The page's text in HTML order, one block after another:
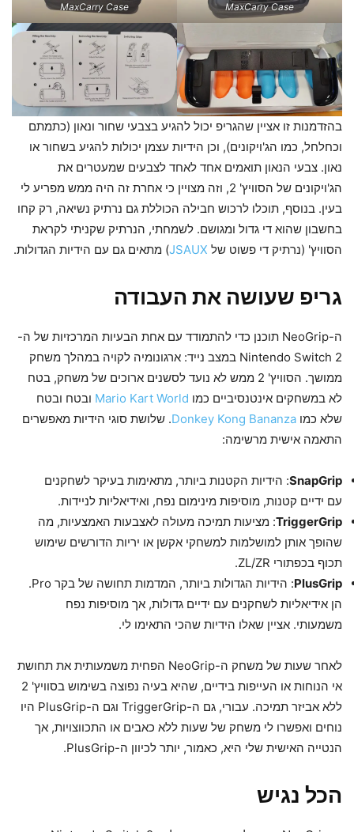
MaxCarry Case
MaxCarry Case
בהזדמנות זו אציין שהגריפ יכול להגיע בצבעי שחור ונאון (כתמתם
וכחלחל, כמו הג'ויקונים), וכן הידיות עצמן יכולות להגיע בשחור או
נאון. צבעי הנאון תואמים אחד לאחד לצבעים שמעטרים את
הג'ויקונים של הסוויץ' 2, וזה מצויין כי אחרת זה היה ממש מפריע לי
בעין. בנוסף, תוכלו לרכוש חבילה הכוללת גם נרתיק נשיאה, רק קחו
בחשבון שהוא די גדול ומגושם. לשמחתי, הנרתיק שקניתי לקראת
הסוויץ' (נרתיק די פשוט של JSAUX) מתאים גם עם הידיות הגדולות.
גריפ שעושה את העבודה
ה-NeoGrip תוכנן כדי להתמודד עם אחת הבעיות המרכזיות של ה-
Nintendo Switch 2 במצב נייד: ארגונומיה לקויה במהלך משחק
ממושך. הסוויץ' 2 ממש לא נועד לסשנים ארוכים של משחק, בטח
לא במשחקים אינטנסיביים כמו Mario Kart World ובטח ובטח
שלא כמו Donkey Kong Bananza. שלושת סוגי הידיות מאפשרים
התאמה אישית מרשימה:
SnapGrip: הידיות הקטנות ביותר, מתאימות בעיקר לשחקנים
עם ידיים קטנות, מוסיפות מינימום נפח, ואידיאליות לניידות.
TriggerGrip: מציעות תמיכה מעולה לאצבעות האמצעיות, מה
שהופך אותן למושלמות למשחקי אקשן או יריות הדורשים שימוש
תכוף בכפתורי ZL/ZR.
PlusGrip
: הידיות הגדולות ביותר, המדמות תחושה של בקר Pro.
הן אידיאליות לשחקנים עם ידיים גדולות, אך מוסיפות נפח
משמעותי. אציין שאלו הידיות שהכי התאימו לי.
לאחר שעות של משחק ה-NeoGrip הפחית משמעותית את תחושת
אי הנוחות או העייפות בידיים, שהיא בעיה נפוצה בשימוש בסוויץ' 2
ללא אביזר תמיכה. עבורי, גם ה-TriggerGrip וגם ה-PlusGrip היו
נוחים ואפשרו לי משחק של שעות ללא כאבים או התכווצויות, אך
הנטייה האישית שלי היא, כאמור, יותר לכיוון ה-PlusGrip.
הכל נגיש